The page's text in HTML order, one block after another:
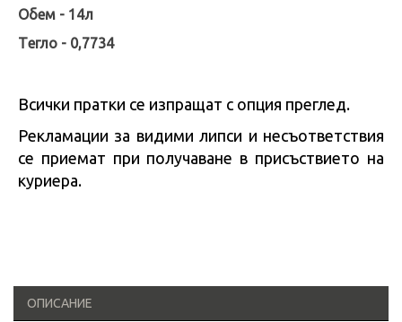
Обем - 14л
Tегло - 0,7734
Всички пратки се изпращат с опция преглед.
Рекламации за видими липси и несъответствия
се приемат при получаване в присъствието на
куриера.
ОПИСАНИЕ